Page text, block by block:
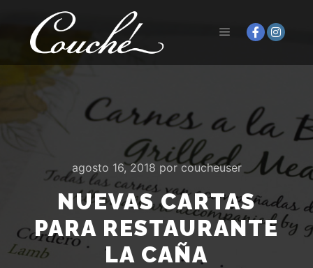
agosto 16, 2018 porcoucheuser
NUEVAS CARTAS
PARA RESTAURANTE
LA CAÑA